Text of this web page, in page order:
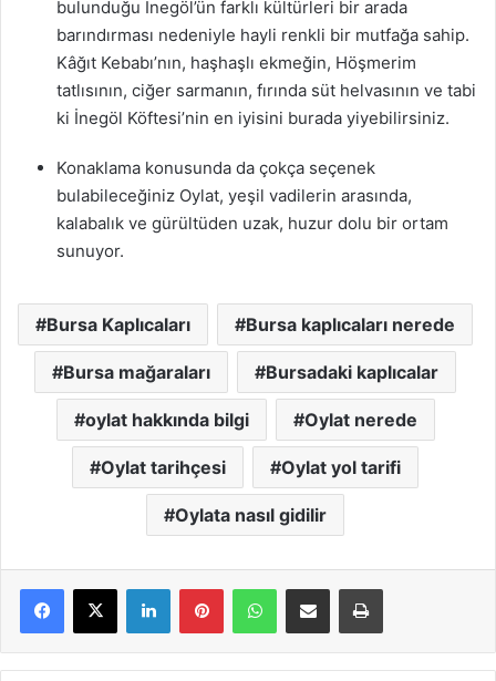
bulunduğu İnegöl’ün farklı kültürleri bir arada
barındırması nedeniyle hayli renkli bir mutfağa sahip.
Kâğıt Kebabı’nın, haşhaşlı ekmeğin, Höşmerim
tatlısının, ciğer sarmanın, fırında süt helvasının ve tabi
ki İnegöl Köftesi’nin en iyisini burada yiyebilirsiniz.
Konaklama konusunda da çokça seçenek
bulabileceğiniz Oylat, yeşil vadilerin arasında,
kalabalık ve gürültüden uzak, huzur dolu bir ortam
sunuyor.
Bursa Kaplıcaları Bursa kaplıcaları nerede
Bursa mağaraları Bursadaki kaplıcalar
oylat hakkında bilgi Oylat nerede
Oylat tarihçesi Oylat yol tarifi
Oylata nasıl gidilir